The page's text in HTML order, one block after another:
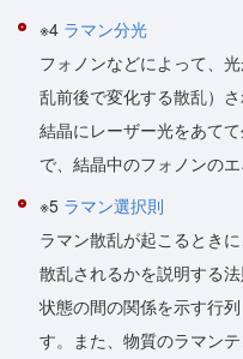
※4 ラマン分光
フォノンなどによって、
乱前後で変化する散乱）
結晶にレーザー光をあて
で、結晶中のフォノンの
※5 ラマン選択則
ラマン散乱が起こるとき
散乱されるかを説明する
状態の間の関係を示す行
す。また、物質のラマン